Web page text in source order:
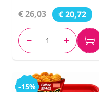
€ 26,03 € 20,72
-15%